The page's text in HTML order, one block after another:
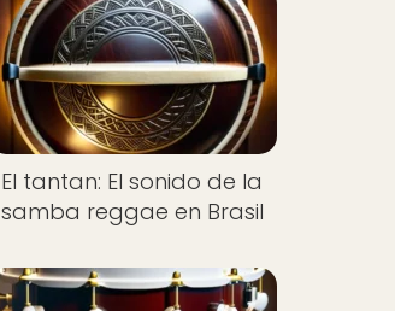
El tantan: El sonido de la
samba reggae en Brasil